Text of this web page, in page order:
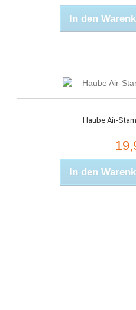
In den
Haube Air-
In den